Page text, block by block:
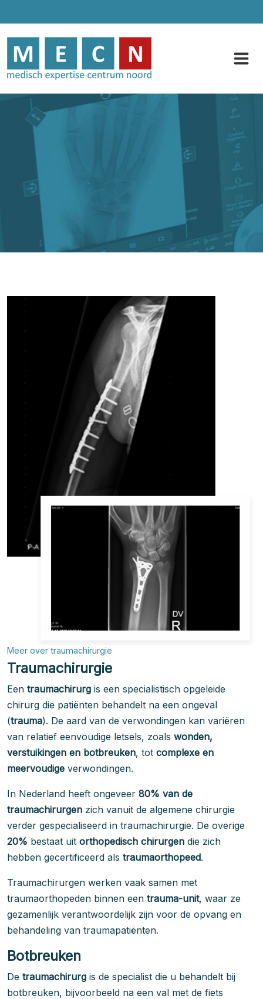
Meer over traumachirurgie
Traumachirurgie
Een traumachirurg is een specialistisch opgeleide
chirurg die patiënten behandelt na een ongeval
(trauma). De aard van de verwondingen kan variëren
van relatief eenvoudige letsels, zoals wonden,
verstuikingen en botbreuken, tot complexe en
meervoudige verwondingen.
In Nederland heeft ongeveer 80% van de
traumachirurgen zich vanuit de algemene chirurgie
verder gespecialiseerd in traumachirurgie. De overige
20% bestaat uit orthopedisch chirurgen die zich
hebben gecertificeerd als traumaorthopeed.
Traumachirurgen werken vaak samen met
traumaorthopeden binnen een trauma-unit, waar ze
gezamenlijk verantwoordelijk zijn voor de opvang en
behandeling van traumapatiënten.
Botbreuken
De traumachirurg is de specialist die u behandelt bij
botbreuken, bijvoorbeeld na een val met de fiets